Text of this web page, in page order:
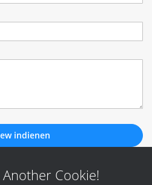
indienen
Cookie!